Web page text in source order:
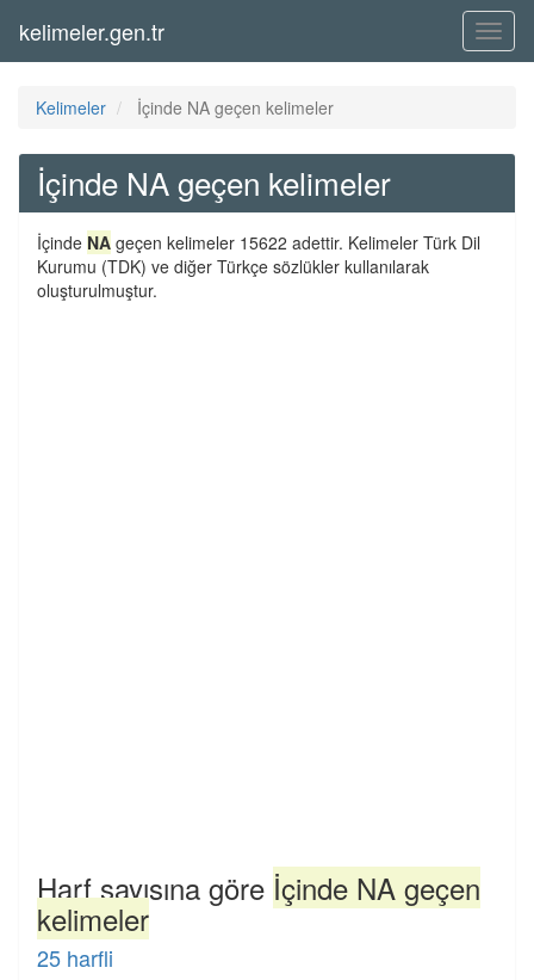
Menü
kelimeler.gen.tr
Kelimeler İçinde NA geçen kelimeler
İçinde NA geçen kelimeler
İçinde NA geçen kelimeler 15622 adettir. Kelimeler Türk Dil
Kurumu (TDK) ve diğer Türkçe sözlükler kullanılarak
oluşturulmuştur.
Harf sayısına göre İçinde NA geçen
kelimeler
25 harfli